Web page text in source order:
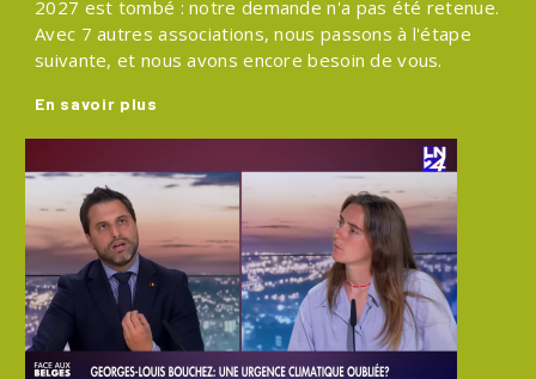
2027 est tombé : notre demande n'a pas été retenue.
Avec 7 autres associations, nous passons à l'étape
suivante, et nous avons encore besoin de vous.
En savoir plus